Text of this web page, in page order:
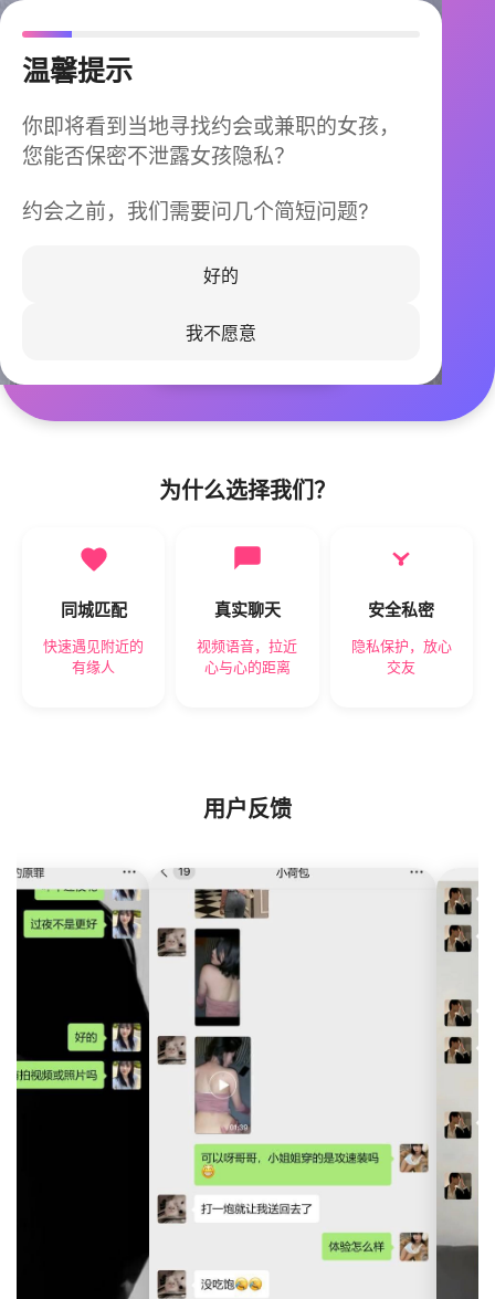
温馨提示
你即将看到当地寻找约会或兼职的女孩，
您能否保密不泄露女孩隐私？
约会之前，我们需要问几个简短问题?
好的
我不愿意
今晚不再孤单
同城快速匹配，马上认识身边的TA
立即下载
为什么选择我们？
同城匹配
快速遇见附近的
有缘人
真实聊天
视频语音，拉近
心与心的距离
安全私密
隐私保护，放心
交友
用户反馈